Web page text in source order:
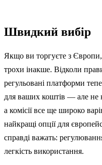
Швидкий вибір
Якщо ви торгуєте з
трохи інакше. Відколи
регульовані платформи
для ваших коштів — але не
а комісії все ще широко
найкращі опції для
справді важать:
легкість використання.